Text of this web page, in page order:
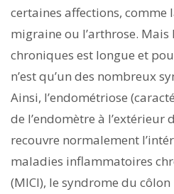
certaines affections, comme
migraine ou l’arthrose.
chroniques est longue et
n’est qu’un des nombreux
Ainsi, l’endométriose
de l’endomètre à l’extérieur
recouvre normalement
maladies inflammatoires
(MICI), le syndrome du